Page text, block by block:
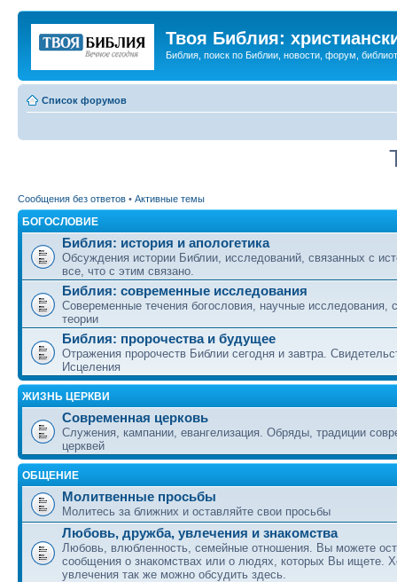
Твоя Библия:
Библия, поиск по Библии, новости, форум,
Список форумов
Сообщения без ответов • Активные темы
БОГОСЛОВИЕ
Библия: история и апологетика
Обсуждения истории Библии, исследований, связанных с
все, что с этим связано.
Библия: современные исследования
Совеременные течения богословия, научные исследования,
теории
Библия: пророчества и будущее
Отражения пророчеств Библии сегодня и завтра.
Исцеления
ЖИЗНЬ ЦЕРКВИ
Современная церковь
Служения, кампании, евангелизация. Обряды, традиции
церквей
ОБЩЕНИЕ
Молитвенные просьбы
Молитесь за ближних и оставляйте свои просьбы
Любовь, дружба, увлечения и знакомства
Любовь, влюбленность, семейные отношения. Вы можете
сообщения о знакомствах или о людях, которых Вы ищете.
увлечения так же можно обсудить здесь.